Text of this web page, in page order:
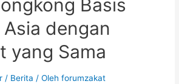
Basis
dengan
yang Sama
/ Berita / Olehforumzakat